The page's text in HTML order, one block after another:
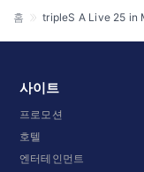
홈 tripleS A Live 25 in
사이트
프로모션
호텔
엔터테인먼트